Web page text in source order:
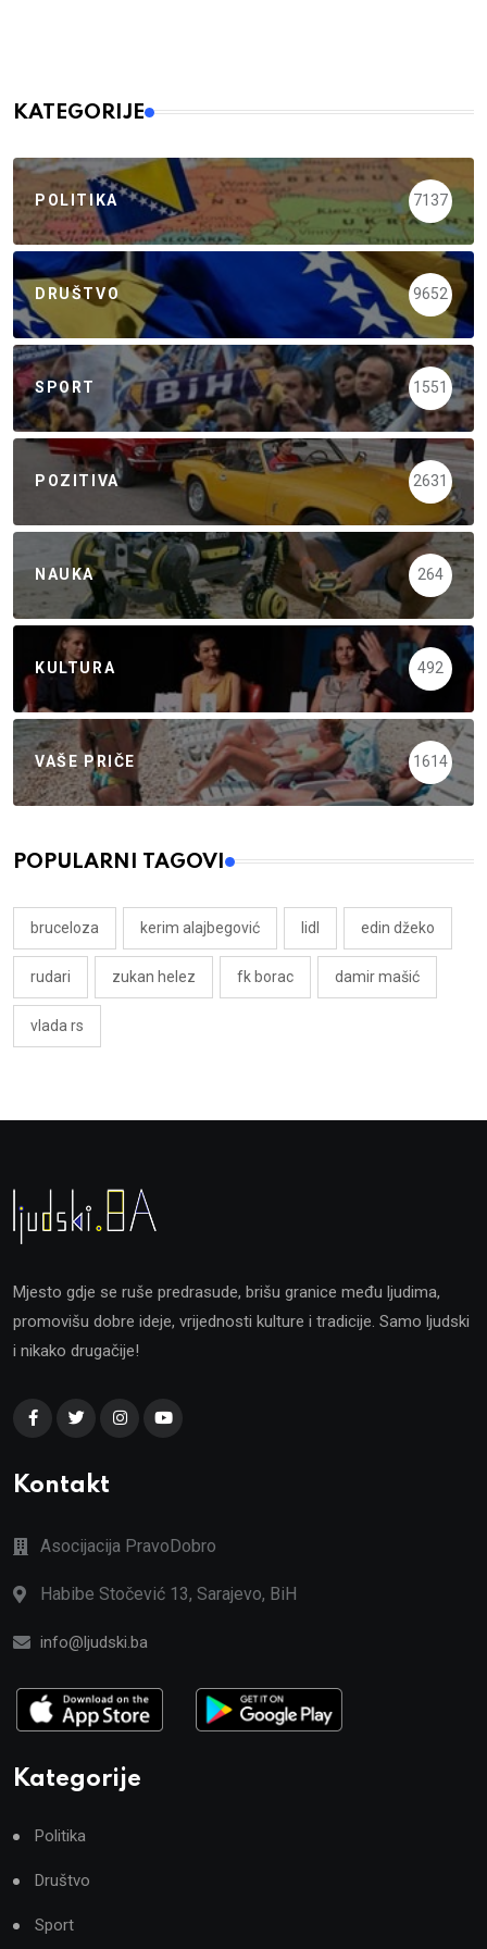
KATEGORIJE
POLITIKA 7137
DRUŠTVO 9652
SPORT 1551
POZITIVA 2631
NAUKA 264
KULTURA 492
VAŠE PRIČE 1614
POPULARNI TAGOVI
bruceloza kerim alajbegović lidl edin džeko
rudari zukan helez fk borac damir mašić
vlada rs
Mjesto gdje se ruše predrasude, brišu granice među ljudima,
promovišu dobre ideje, vrijednosti kulture i tradicije. Samo ljudski
i nikako drugačije!
Kontakt
Asocijacija PravoDobro
Habibe Stočević 13, Sarajevo, BiH
info@ljudski.ba
Kategorije
Politika
Društvo
Sport